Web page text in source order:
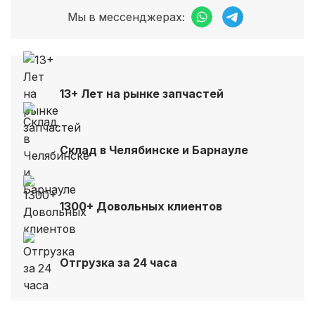
Мы в мессенджерах:
13+ Лет на рынке запчастей
Склад в Челябинске и Барнауле
1300+ Довольных клиентов
Отгрузка за 24 часа